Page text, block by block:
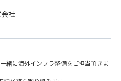
社
緒に海外インフラ整備をご担当頂きま